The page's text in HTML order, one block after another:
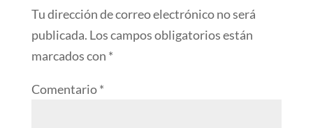
Tu dirección de correo electrónico no será
publicada. Los campos obligatorios están
marcados con *
Comentario*